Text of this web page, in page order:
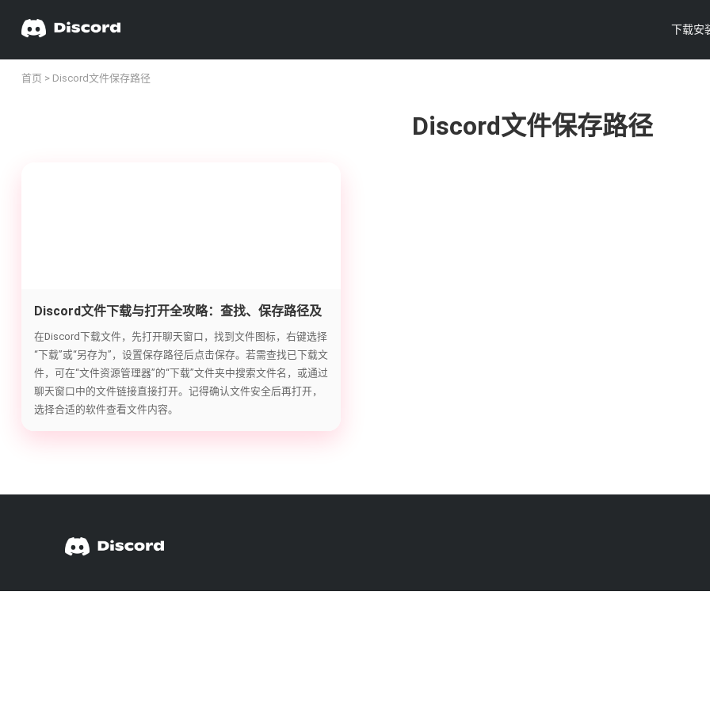
下载安
首页 > Discord文件保存路径
Discord文件保存路径
Discord文件下载与打开全攻略：查找、保存路径及
打开方法
在Discord下载文件，先打开聊天窗口，找到文件图标，右键选择
“下载”或“另存为”，设置保存路径后点击保存。若需查找已下载文
件，可在“文件资源管理器”的“下载”文件夹中搜索文件名，或通过
聊天窗口中的文件链接直接打开。记得确认文件安全后再打开，
选择合适的软件查看文件内容。